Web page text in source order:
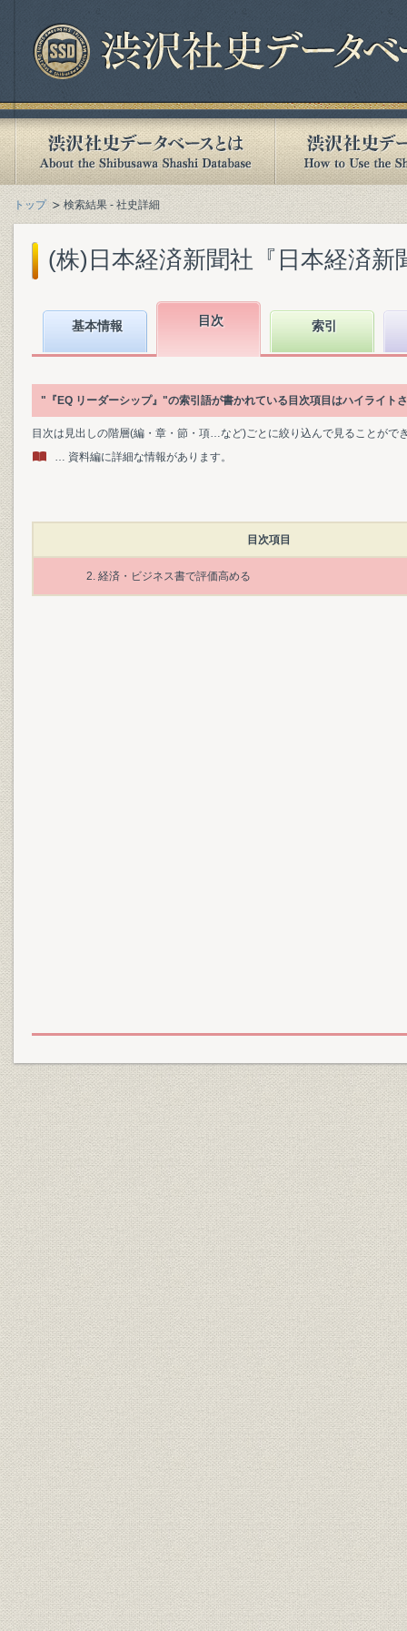
トップ 検索結果 - 社史詳細
(株)日本経済新聞社『日本経済新
基本情報 目次 索引
"『EQ リーダーシップ』"の索引語が書かれている目次項目はハイライト
目次は見出しの階層(編・章・節・項…など)ごとに絞り込んで見ることがで
… 資料編に詳細な情報があります。
目次項目
2. 経済・ビジネス書で評価高める